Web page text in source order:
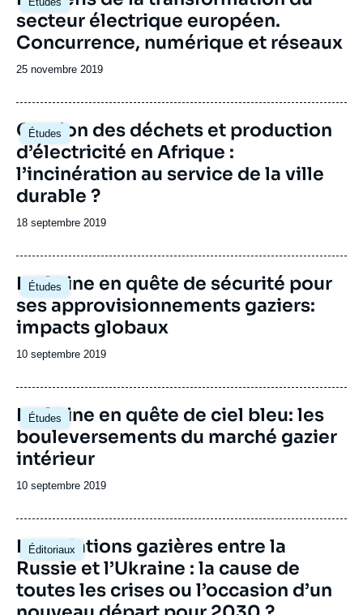
principale
secteur électrique européen.
Concurrence, numérique et réseaux
Date
publication
25 novembre 2019
Études
Image
principale
Gestion des déchets et production
d’électricité en Afrique :
l’incinération au service de la ville
durable ?
Date
publication
18 septembre 2019
Études
Image
principale
La Chine en quête de sécurité pour
ses approvisionnements gaziers:
impacts globaux
Date
publication
10 septembre 2019
Études
Image
principale
La Chine en quête de ciel bleu: les
bouleversements du marché gazier
intérieur
Date
publication
10 septembre 2019
Éditoriaux
Les relations gazières entre la
Russie et l’Ukraine : la cause de
toutes les crises ou l’occasion d’un